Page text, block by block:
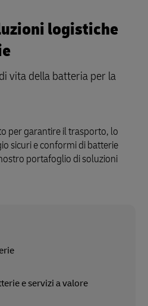
logistiche
vita della batteria per la
per garantire il trasporto, lo
sicuri e conformi di batterie
portafoglio di soluzioni
e servizi a valore